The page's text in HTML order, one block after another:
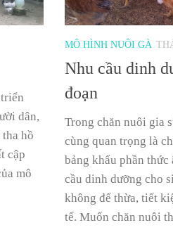
dân,
hồ
cập
mô
MÔ HÌNH NUÔI GÀ
Nhu cầu dinh
đoạn
Trong chăn nuôi gia
cùng quan trọng là
bảng khẩu phần
cầu dinh dưỡng cho
không để thừa, tiết
tế. Muốn chăn nuôi